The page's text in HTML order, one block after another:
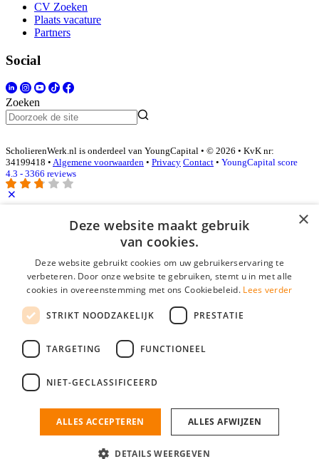
CV Zoeken
Plaats vacature
Partners
Social
Zoeken
ScholierenWerk.nl is onderdeel van YoungCapital • © 2026 • KvK nr:
34199418 • Algemene voorwaarden • Privacy Contact • YoungCapital score
4.3 - 3366 reviews
Inloggen als bedrijf
Wachtwoord
login gegevens onthouden
login
Bedrijf aanmelden
nieuwe collega/werknemer zo gevonden!
×
Deze website maakt gebruik
van cookies.
Deze website gebruikt cookies om uw gebruikerservaring te
verbeteren. Door onze website te gebruiken, stemt u in met alle
cookies in overeenstemming met ons Cookiebeleid. Lees verder
STRIKT NOODZAKELIJK PRESTATIE
TARGETING FUNCTIONEEL
NIET-GECLASSIFICEERD
ALLES ACCEPTEREN ALLES AFWIJZEN
DETAILS WEERGEVEN